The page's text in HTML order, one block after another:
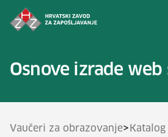
Osnove izrade web
Vaučeri za obrazovanje>